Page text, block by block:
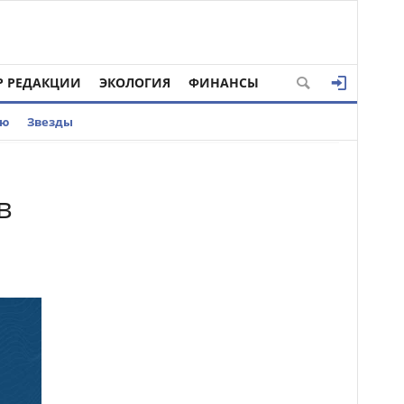
РЕДАКЦИИ ЭКОЛОГИЯ ФИНАНСЫ
Звезды